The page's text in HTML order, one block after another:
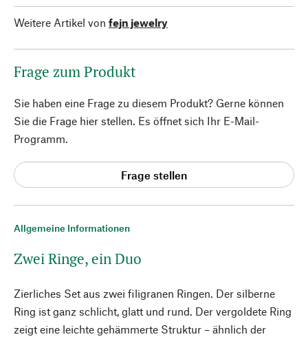
Allgemeine Informationen
Zwei Ringe, ein Duo
Zierliches Set aus zwei filigranen Ringen. Der silberne
Ring ist ganz schlicht, glatt und rund. Der vergoldete Ring
zeigt eine leichte gehämmerte Struktur – ähnlich der
Weitere Artikel von fejn jewelry
Frage zum Produkt
Sie haben eine Frage zu diesem Produkt? Gerne können
Sie die Frage hier stellen. Es öffnet sich Ihr E-Mail-
Programm.
Frage stellen